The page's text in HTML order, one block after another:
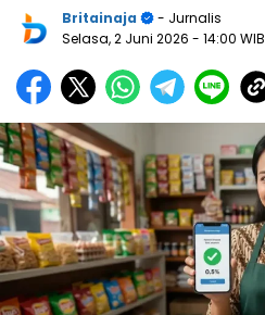
Britainaja
- Jurnalis
Selasa, 2 Juni 2026 - 14:00 WIB